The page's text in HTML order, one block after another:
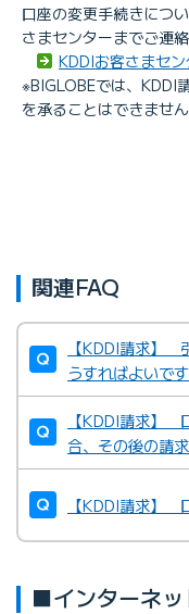
口座の変更手続きにつ
さまセンターまでご連
KDDIお客さまセン
※BIGLOBEでは、KDDI
を承ることはできませ
関連FAQ
【KDDI請求】
うすればよいで
【KDDI請求】
合、その後の請
【KDDI請求】
■インターネッ